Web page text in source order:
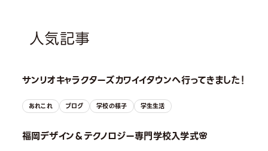
人気記事
サンリオキャラクターズカワイイタウンへ行ってきました！
あれこれ ブログ 学校の様子 学生生活
福岡デザイン＆テクノロジー専門学校入学式🌸